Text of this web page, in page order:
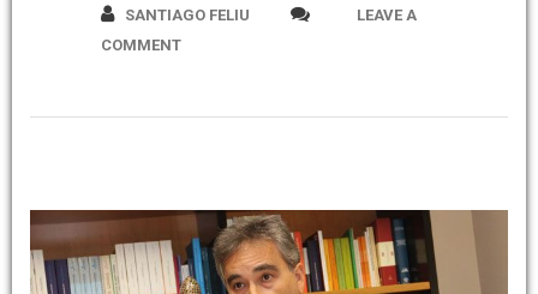
SANTIAGO FELIU
LEAVE A
COMMENT